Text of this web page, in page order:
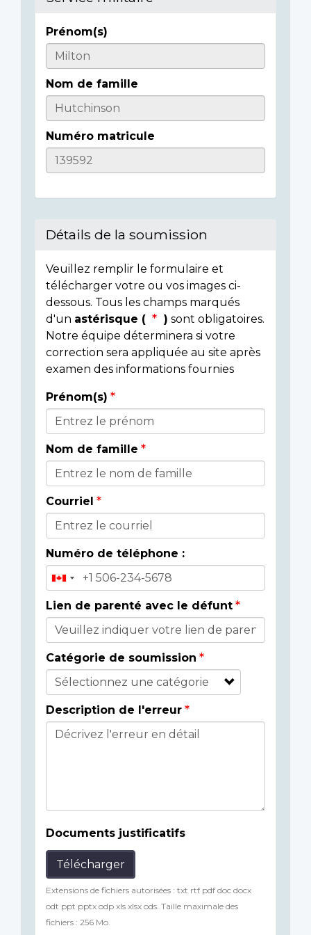
Casualty
Details
Prénom(s)
Nom de famille
Numéro matricule
Détails de la soumission
Veuillez remplir le formulaire et
télécharger votre ou vos images ci-
dessous. Tous les champs marqués
d'un astérisque ( ) sont obligatoires.
Notre équipe déterminera si votre
correction sera appliquée au site après
examen des informations fournies
Donor
Details
Prénom(s)
Nom de famille
Courriel
Numéro de téléphone :
Lien de parenté avec le défunt
Catégorie de soumission
Description de l'erreur
Documents justificatifs
Télécharger
Extensions de fichiers autorisées : txt rtf pdf doc docx
odt ppt pptx odp xls xlsx ods. Taille maximale des
fichiers : 256 Mo.